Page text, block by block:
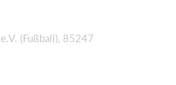
(Fußball), 85247